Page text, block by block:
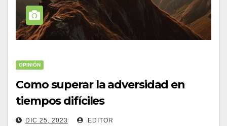
OPINIÓN
Como superar la adversidad en
tiempos difíciles
DIC 25, 2023 EDITOR